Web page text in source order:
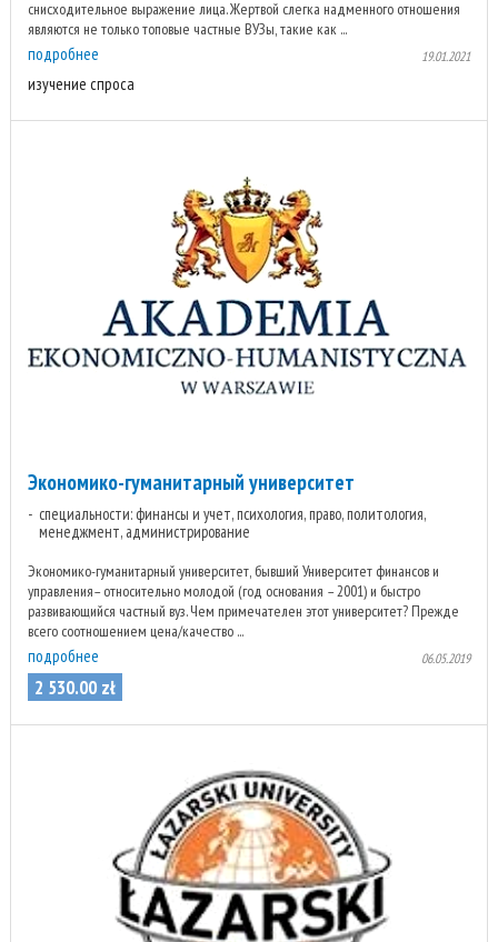
снисходительное выражение лица. Жертвой слегка надменного отношения
являются не только топовые частные ВУЗы, такие как ...
подробнее 19.01.2021
изучение спроса
Экономико-гуманитарный университет
специальности: финансы и учет, психология, право, политология,
менеджмент, администрирование
Экономико-гуманитарный университет, бывший Университет финансов и
управления– относительно молодой (год основания – 2001) и быстро
развивающийся частный вуз. Чем примечателен этот университет? Прежде
всего соотношением цена/качество ...
подробнее 06.05.2019
2 530.00 zł